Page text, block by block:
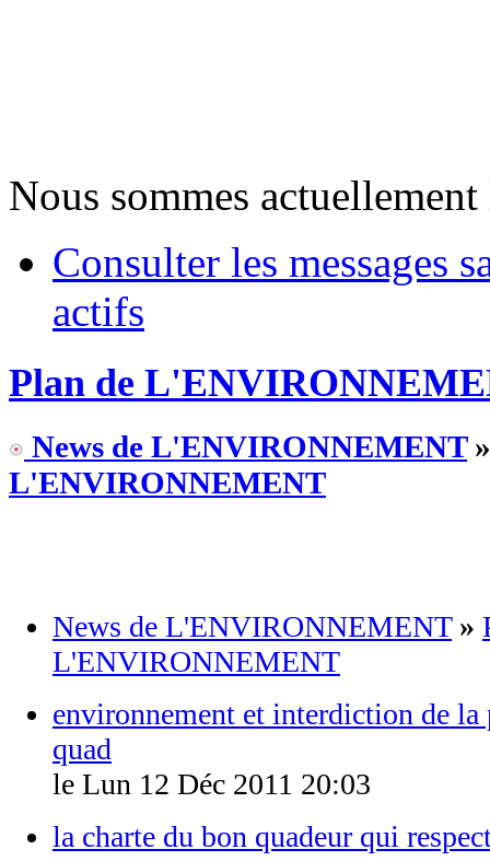
Nous sommes
Consulter les messages
actifs
Plan de
News de L'ENVIRONNEMENT »
L'ENVIRONNEMENT
News de L'ENVIRONNEMENT »
L'ENVIRONNEMENT
environnement et interdiction de la
quad
le Lun 12 Déc 2011 20:03
la charte du bon quadeur qui